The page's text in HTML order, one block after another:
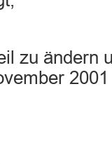
zu ändern